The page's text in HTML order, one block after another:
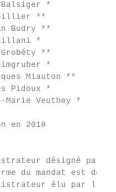
*
**
Budry **
*
**
*
Miauton **
Pidoux *
Marie Veuthey *
en 2018
désigné par
du mandat est de
élu par